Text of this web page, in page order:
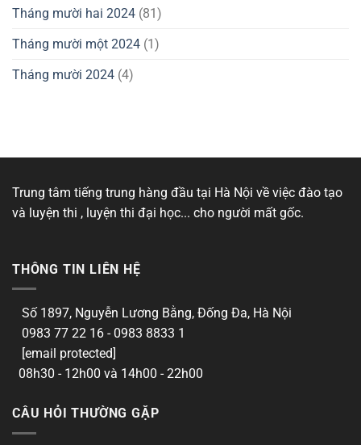
Tháng mười hai 2024 (81)
Tháng mười một 2024 (1)
Tháng mười 2024 (4)
Trung tâm tiếng trung hàng đầu tại Hà Nội về việc đào tạo
và luyện thi , luyện thi đại học... cho người mất gốc.
THÔNG TIN LIÊN HỆ
Số 1897, Nguyễn Lương Bằng, Đống Đa, Hà Nội
0983 77 22 16 - 0983 8833 1
[email protected]
08h30 - 12h00 và 14h00 - 22h00
CÂU HỎI THƯỜNG GẶP